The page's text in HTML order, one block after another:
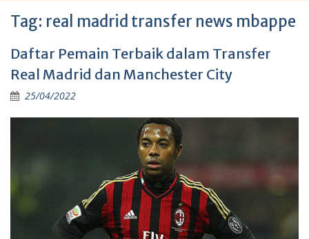
Tag: real madrid transfer news mbappe
Daftar Pemain Terbaik dalam Transfer
Real Madrid dan Manchester City
25/04/2022